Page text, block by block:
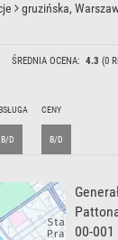
gruzińska,
ŚREDNIA OCENA:4.3 (0
B/D
CENY
B/D
00-001